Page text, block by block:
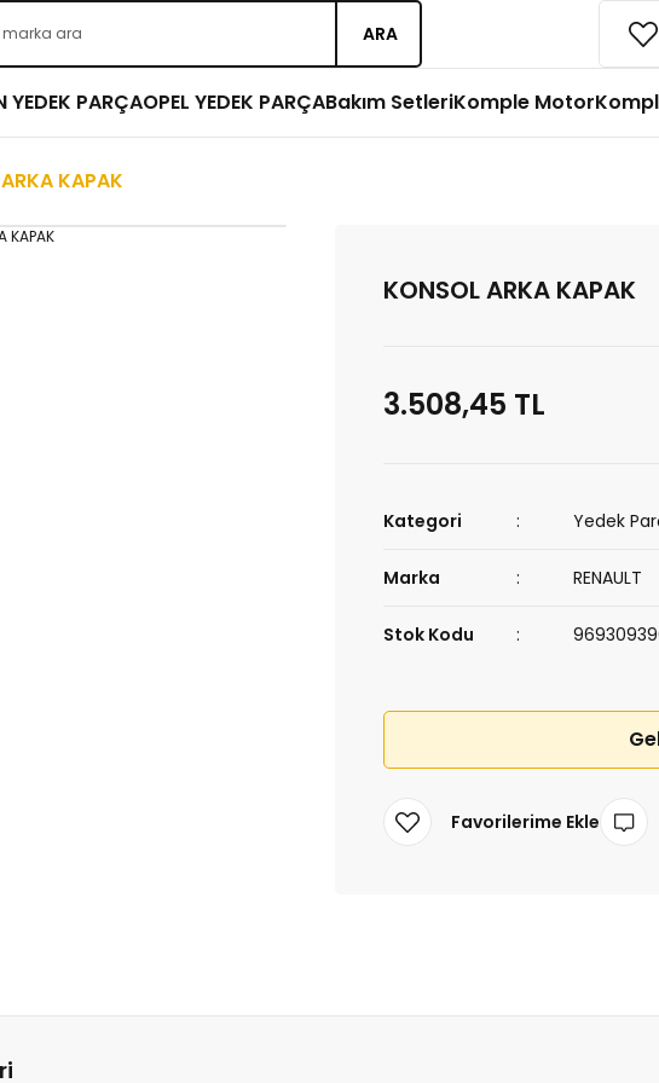
ARA
YEDEK PARÇAOPEL YEDEK PARÇABakım SetleriKomple Motor
KAPAK
KONSOL ARKA KAPAK
3.508,45 TL
Kategori Yedek
Marka RENAULT
Stok Kodu